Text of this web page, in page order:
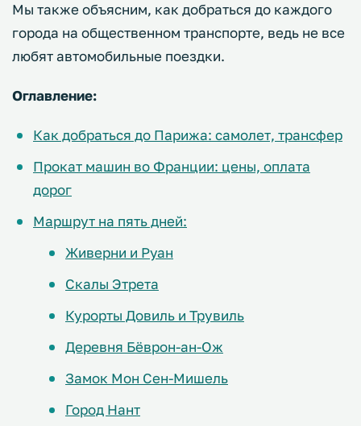
Мы также объясним, как добраться до каждого
города на общественном транспорте, ведь не все
любят автомобильные поездки.
Оглавление:
Как добраться до Парижа: самолет, трансфер
Прокат машин во Франции: цены, оплата
дорог
Маршрут на пять дней:
Живерни и Руан
Скалы Этрета
Курорты Довиль и Трувиль
Деревня Бёврон-ан-Ож
Замок Мон Сен-Мишель
Город Нант